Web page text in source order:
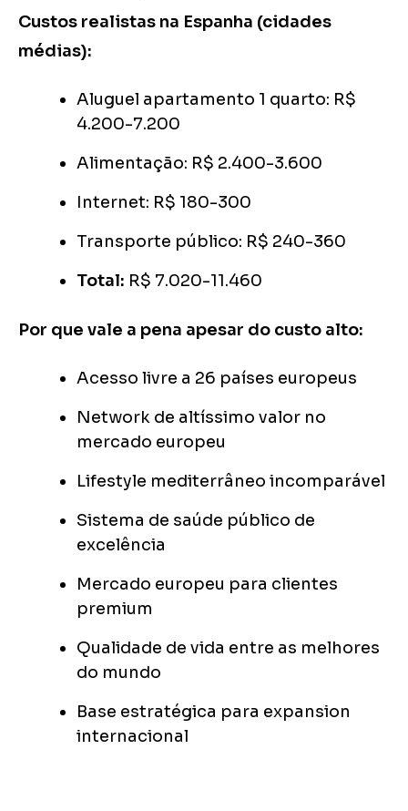
Custos realistas na Espanha (cidades
médias):
Aluguel apartamento 1 quarto: R$
4.200-7.200
Alimentação: R$ 2.400-3.600
Internet: R$ 180-300
Transporte público: R$ 240-360
Total: R$ 7.020-11.460
Por que vale a pena apesar do custo alto:
Acesso livre a 26 países europeus
Network de altíssimo valor no
mercado europeu
Lifestyle mediterrâneo incomparável
Sistema de saúde público de
excelência
Mercado europeu para clientes
premium
Qualidade de vida entre as melhores
do mundo
Base estratégica para expansion
internacional